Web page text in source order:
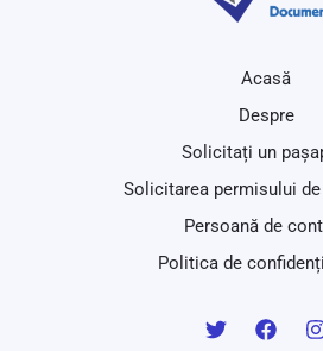
Acasă
Despre
Solicitați un
Solicitarea permisului
Persoană de
Politica de